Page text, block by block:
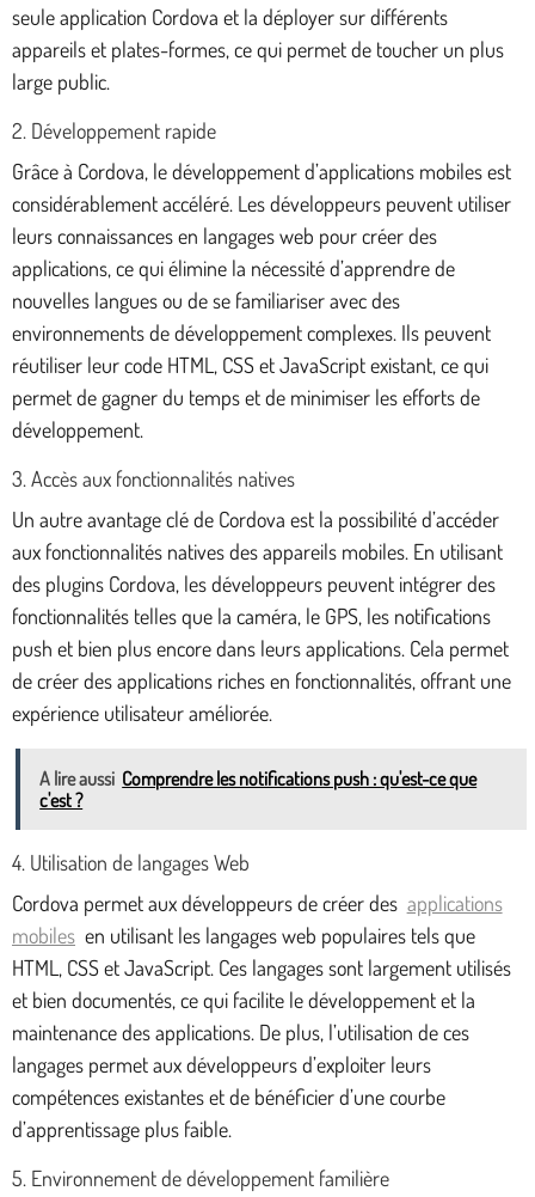
seule application Cordova et la déployer sur différents
appareils et plates-formes, ce qui permet de toucher un plus
large public.
2. Développement rapide
Grâce à Cordova, le développement d’applications mobiles est
considérablement accéléré. Les développeurs peuvent utiliser
leurs connaissances en langages web pour créer des
applications, ce qui élimine la nécessité d’apprendre de
nouvelles langues ou de se familiariser avec des
environnements de développement complexes. Ils peuvent
réutiliser leur code HTML, CSS et JavaScript existant, ce qui
permet de gagner du temps et de minimiser les efforts de
développement.
3. Accès aux fonctionnalités natives
Un autre avantage clé de Cordova est la possibilité d’accéder
aux fonctionnalités natives des appareils mobiles. En utilisant
des plugins Cordova, les développeurs peuvent intégrer des
fonctionnalités telles que la caméra, le GPS, les notifications
push et bien plus encore dans leurs applications. Cela permet
de créer des applications riches en fonctionnalités, offrant une
expérience utilisateur améliorée.
A lire aussi Comprendre les notifications push : qu'est-ce que
c'est ?
4. Utilisation de langages Web
Cordova permet aux développeurs de créer des applications
mobiles en utilisant les langages web populaires tels que
HTML, CSS et JavaScript. Ces langages sont largement utilisés
et bien documentés, ce qui facilite le développement et la
maintenance des applications. De plus, l’utilisation de ces
langages permet aux développeurs d’exploiter leurs
compétences existantes et de bénéficier d’une courbe
d’apprentissage plus faible.
5. Environnement de développement familière